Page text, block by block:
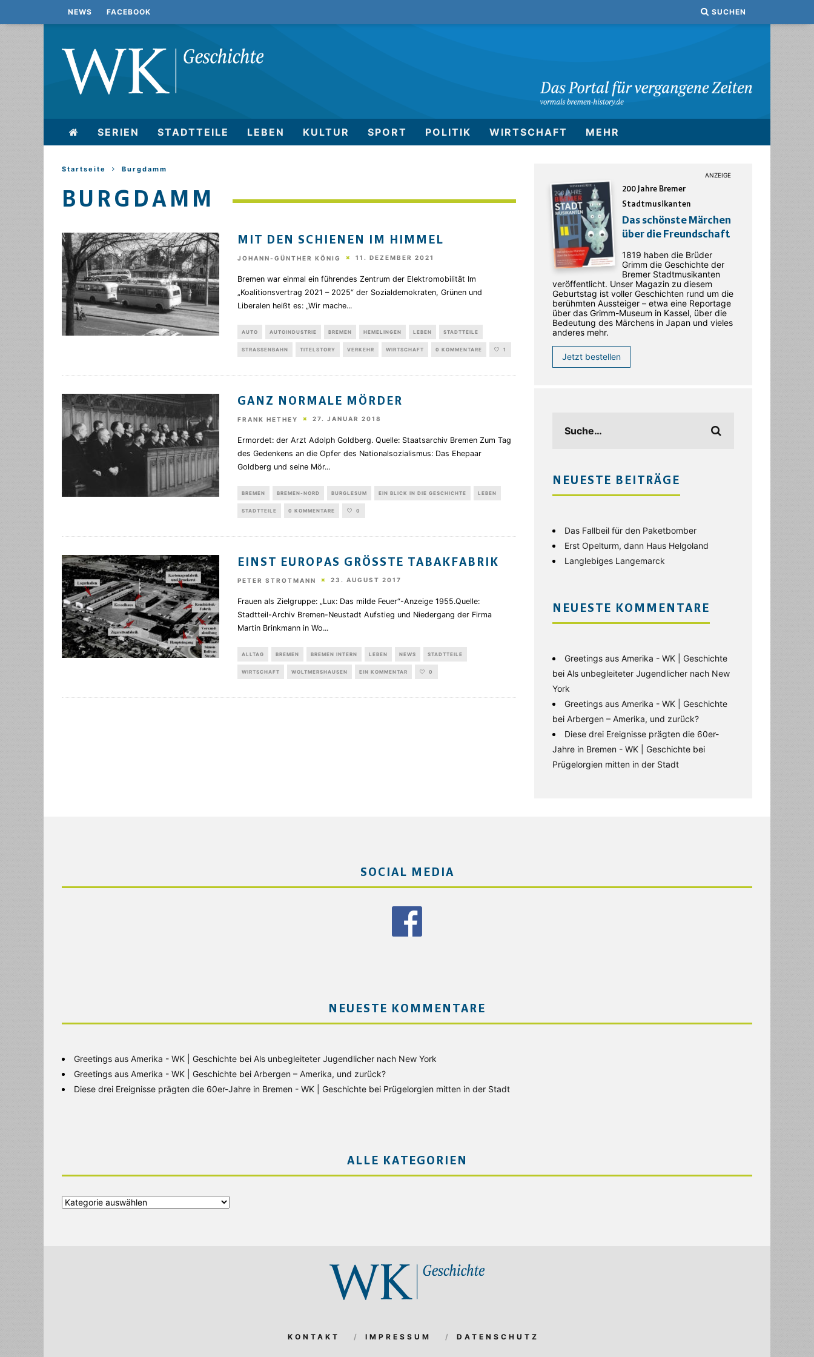
NEWS FACEBOOK SUCHEN
SERIEN STADTTEILE LEBEN KULTUR SPORT POLITIK WIRTSCHAFT MEHR
Startseite Burgdamm
BURGDAMM
MIT DEN SCHIENEN IM HIMMEL
JOHANN-GÜNTHER KÖNIG 11. DEZEMBER 2021
Bremen war einmal ein führendes Zentrum der Elektromobilität Im
„Koalitionsvertrag 2021 – 2025“ der Sozialdemokraten, Grünen und
Liberalen heißt es: „Wir mache...
AUTO AUTOINDUSTRIE BREMEN HEMELINGEN LEBEN STADTTEILE
STRASSENBAHN TITELSTORY VERKEHR WIRTSCHAFT 0 KOMMENTARE 1
GANZ NORMALE MÖRDER
FRANK HETHEY 27. JANUAR 2018
Ermordet: der Arzt Adolph Goldberg. Quelle: Staatsarchiv Bremen Zum Tag
des Gedenkens an die Opfer des Nationalsozialismus: Das Ehepaar
Goldberg und seine Mör...
BREMEN BREMEN-NORD BURGLESUM EIN BLICK IN DIE GESCHICHTE LEBEN
STADTTEILE 0 KOMMENTARE 0
EINST EUROPAS GRÖSSTE TABAKFABRIK
PETER STROTMANN 23. AUGUST 2017
Frauen als Zielgruppe: „Lux: Das milde Feuer“-Anzeige 1955.Quelle:
Stadtteil-Archiv Bremen-Neustadt Aufstieg und Niedergang der Firma
Martin Brinkmann in Wo...
ALLTAG BREMEN BREMEN INTERN LEBEN NEWS STADTTEILE
WIRTSCHAFT WOLTMERSHAUSEN EIN KOMMENTAR 0
200 Jahre Bremer
Stadtmusikanten
Das schönste Märchen
über die Freundschaft
1819 haben die Brüder
Grimm die Geschichte der
Bremer Stadtmusikanten
veröffentlicht. Unser Magazin zu diesem
Geburtstag ist voller Geschichten rund um die
berühmten Aussteiger – etwa eine Reportage
über das Grimm-Museum in Kassel, über die
Bedeutung des Märchens in Japan und vieles
anderes mehr.
Jetzt bestellen
NEUESTE BEITRÄGE
Das Fallbeil für den Paketbomber
Erst Opelturm, dann Haus Helgoland
Langlebiges Langemarck
NEUESTE KOMMENTARE
Greetings aus Amerika - WK | Geschichte
bei Als unbegleiteter Jugendlicher nach New
York
Greetings aus Amerika - WK | Geschichte
bei Arbergen – Amerika, und zurück?
Diese drei Ereignisse prägten die 60er-
Jahre in Bremen - WK | Geschichte bei
Prügelorgien mitten in der Stadt
SOCIAL MEDIA
NEUESTE KOMMENTARE
Greetings aus Amerika - WK | Geschichte bei Als unbegleiteter Jugendlicher nach New York
Greetings aus Amerika - WK | Geschichte bei Arbergen – Amerika, und zurück?
Diese drei Ereignisse prägten die 60er-Jahre in Bremen - WK | Geschichte bei Prügelorgien mitten in der Stadt
ALLE KATEGORIEN
Alle
KONTAKT IMPRESSUM DATENSCHUTZ